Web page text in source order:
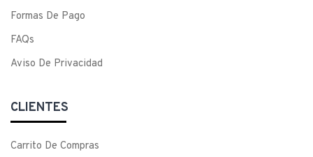
Formas De Pago
FAQs
Aviso De Privacidad
CLIENTES
Carrito De Compras